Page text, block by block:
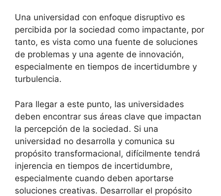
Una universidad con enfoque disruptivo es
percibida por la sociedad como impactante, por
tanto, es vista como una fuente de soluciones
de problemas y una agente de innovación,
especialmente en tiempos de incertidumbre y
turbulencia.
Para llegar a este punto, las universidades
deben encontrar sus áreas clave que impactan
la percepción de la sociedad. Si una
universidad no desarrolla y comunica su
propósito transformacional, difícilmente tendrá
injerencia en tiempos de incertidumbre,
especialmente cuando deben aportarse
soluciones creativas. Desarrollar el propósito